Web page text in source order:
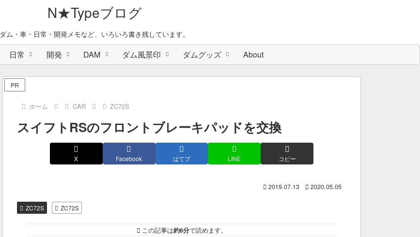
N★Typeブログ
ダム・車・日常・開発メモなど、いろいろ書き残しています。
日常 開発 DAM ダム風景印 ダムグッズ About
PR
ホーム CAR ZC72S
スイフトRSのフロントブレーキパッドを交換
X Facebook はてブ LINE コピー
2019.07.13 2020.05.05
ZC72S ZC72S
この記事は約6分で読めます。